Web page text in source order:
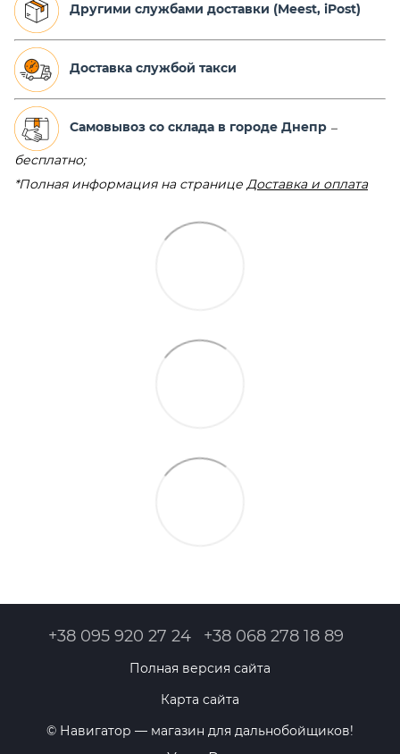
Другими службами доставки (Meest, iPost)
Доставка службой такси
Самовывоз со склада в городе Днепр –
бесплатно;
*Полная информация на странице Доставка и оплата
+38 095 920 27 24 +38 068 278 18 89
Полная версия сайта
Карта сайта
© Навигатор — магазин для дальнобойщиков!